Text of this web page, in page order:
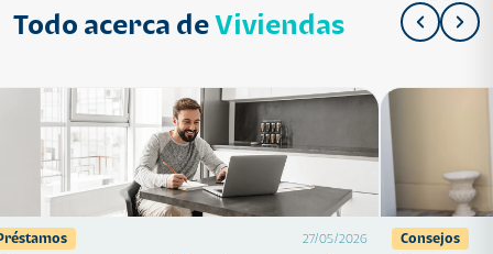
Todo acerca deViviendas
27/05/2026 Consejos